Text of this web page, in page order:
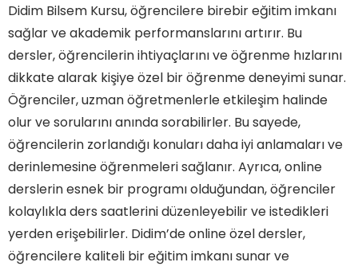
Didim Bilsem Kursu, öğrencilere birebir eğitim imkanı
sağlar ve akademik performanslarını artırır. Bu
dersler, öğrencilerin ihtiyaçlarını ve öğrenme hızlarını
dikkate alarak kişiye özel bir öğrenme deneyimi sunar.
Öğrenciler, uzman öğretmenlerle etkileşim halinde
olur ve sorularını anında sorabilirler. Bu sayede,
öğrencilerin zorlandığı konuları daha iyi anlamaları ve
derinlemesine öğrenmeleri sağlanır. Ayrıca, online
derslerin esnek bir programı olduğundan, öğrenciler
kolaylıkla ders saatlerini düzenleyebilir ve istedikleri
yerden erişebilirler. Didim’de online özel dersler,
öğrencilere kaliteli bir eğitim imkanı sunar ve